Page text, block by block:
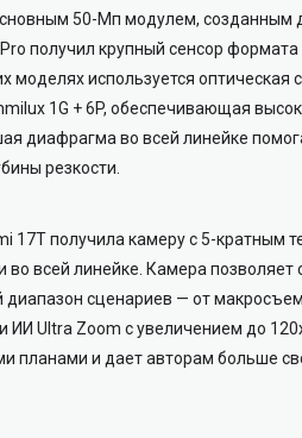
50-Мп модулем, созданным
получил крупный сенсор
моделях используется оптическая
1G + 6P, обеспечивающая
диафрагма во всей линейке
резкости.
17T получила камеру с 5-кратным
всей линейке. Камера
сценариев — от
ИИ Ultra Zoom с увеличением до
планами и дает авторам больше